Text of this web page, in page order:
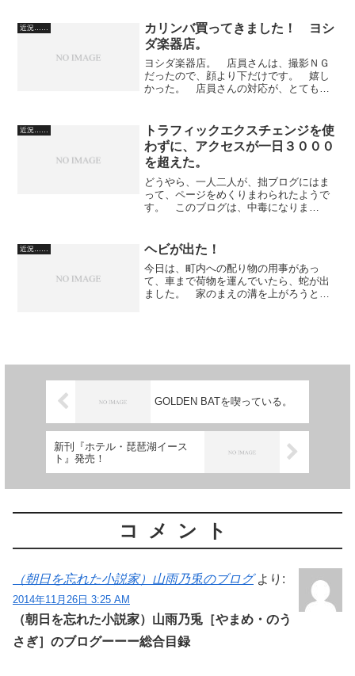
なっています。 去年、一昨年レベルで
はないですね。 今年は、蝉が...
近況……
カリンバ買ってきました！ ヨシ
ダ楽器店。
ヨシダ楽器店。 店員さんは、撮影ＮＧ
だったので、顔より下だけです。 嬉し
かった。 店員さんの対応が、とてもソ
うか。 とろけるような音色です。
近況……
トラフィックエクスチェンジを使
わずに、アクセスが一日３０００
を超えた。
どうやら、一人二人が、拙ブログにはま
って、ページをめくりまわられたようで
す。 このブログは、中毒になりま
近況…… ヘビが出た！
今日は、町内への配り物の用事があっ
て、車まで荷物を運んでいたら、蛇が出
ました。 家のまえの溝を上がろうとし
GOLDEN BATを喫っている。
新刊『ホテル・琵琶湖イース
ト』発売！
コメント
（朝日を忘れた小説家）山雨乃兎のブログ より:
2014年11月26日 3:25 AM
（朝日を忘れた小説家）山雨乃兎［やまめ・のう
さぎ］のブログーーー総合目録